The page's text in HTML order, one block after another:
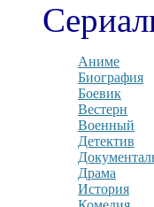
Аниме
Биография
Боевик
Вестерн
Военный
Детектив
Драма
История